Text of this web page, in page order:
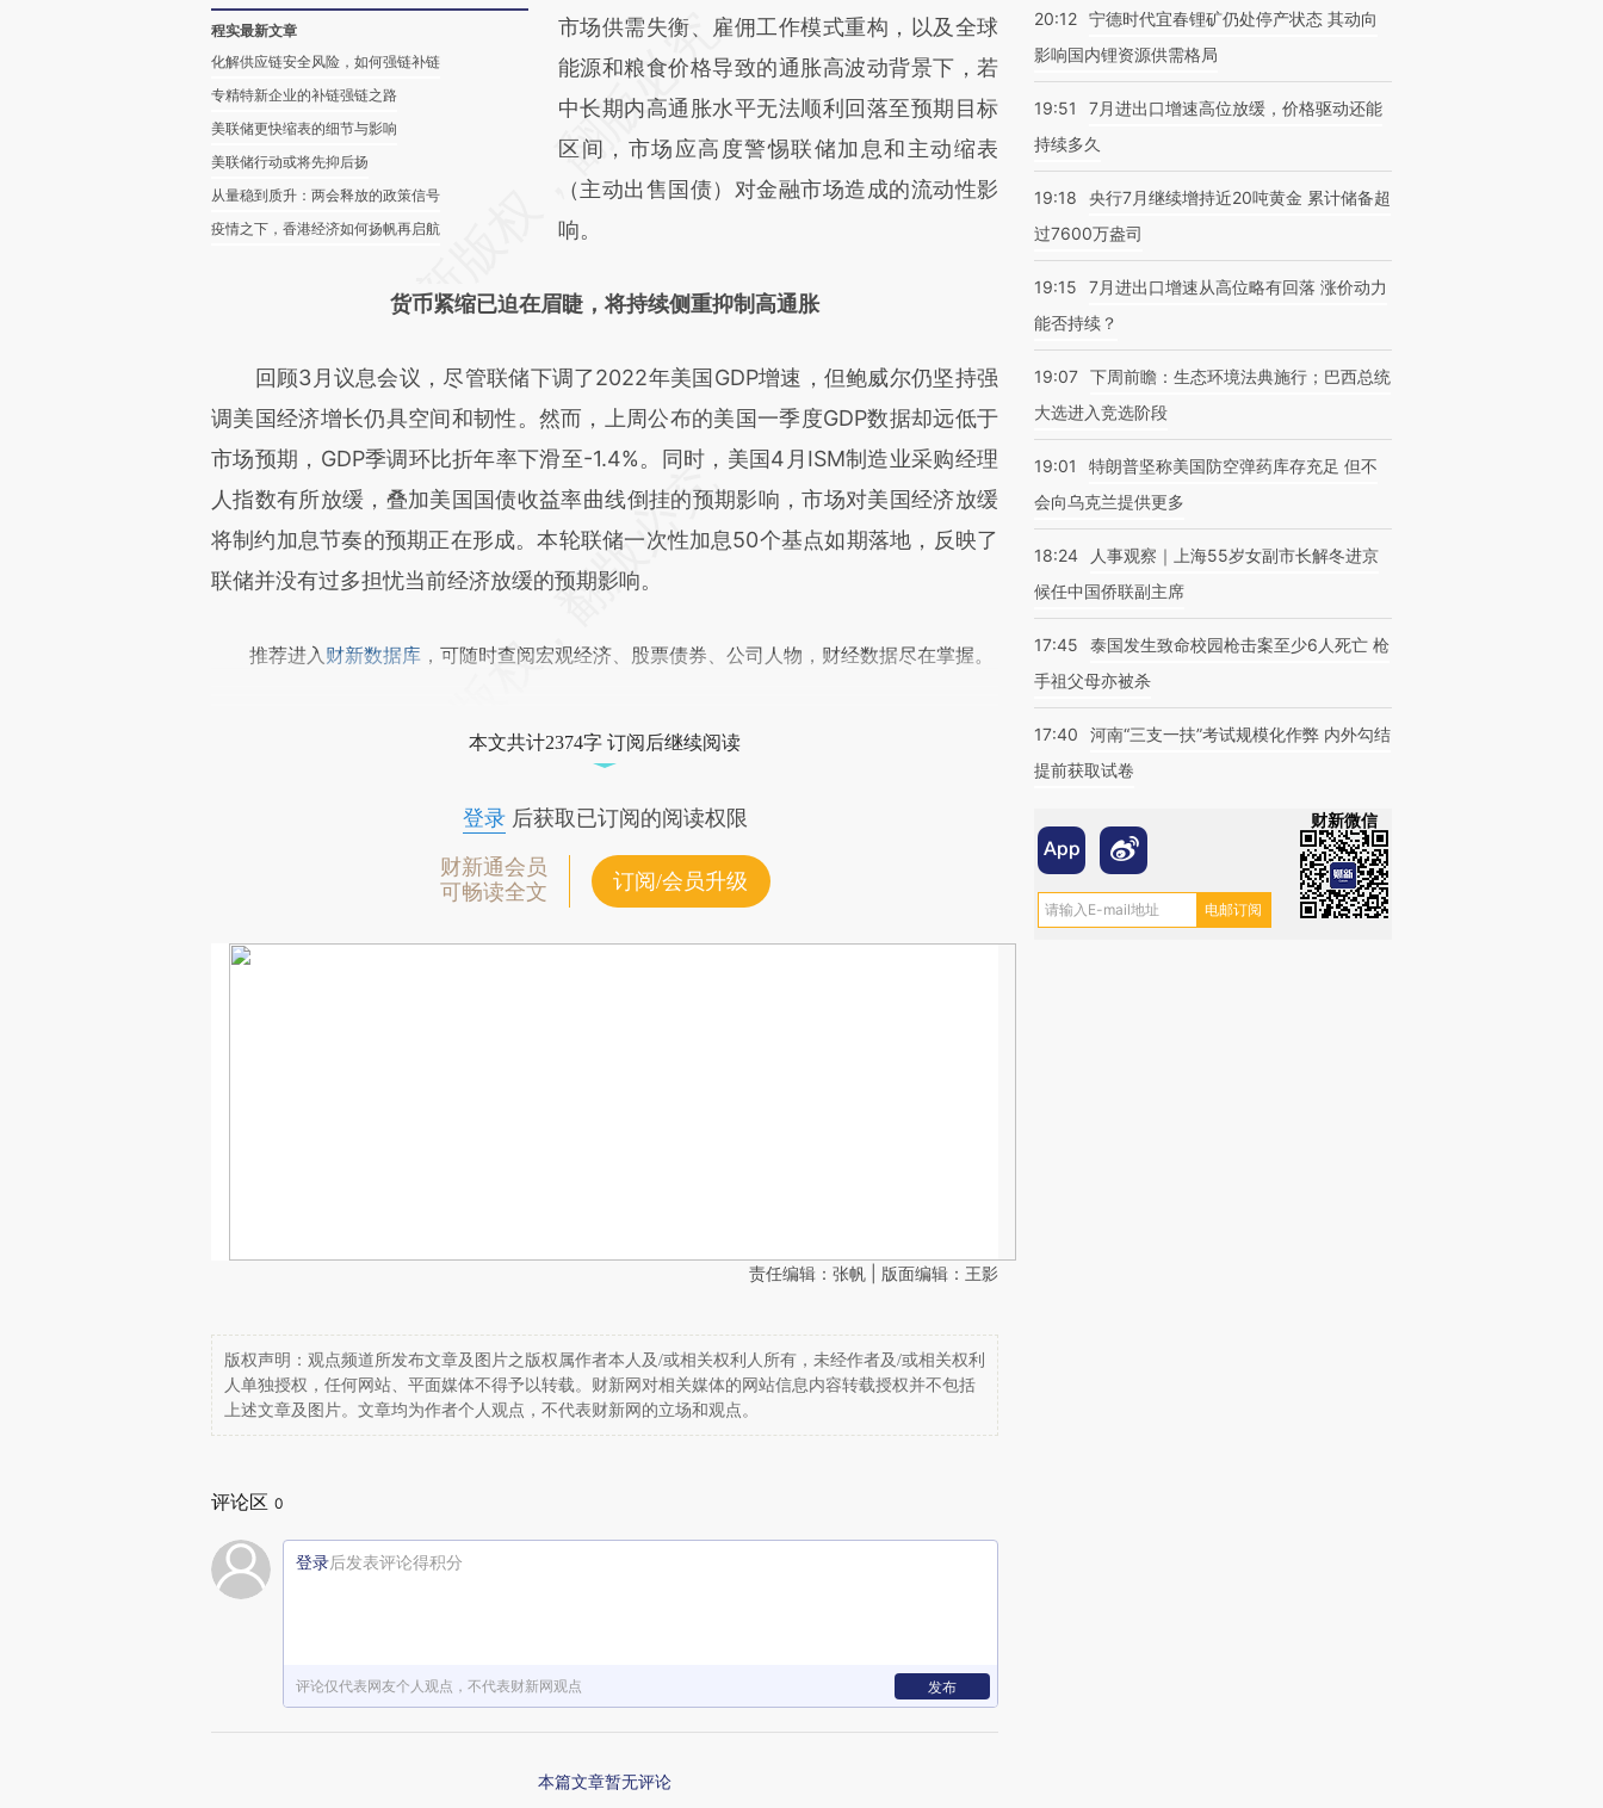
程实最新文章
化解供应链安全风险，如何强链补链
专精特新企业的补链强链之路
美联储更快缩表的细节与影响
美联储行动或将先抑后扬
从量稳到质升：两会释放的政策信号
疫情之下，香港经济如何扬帆再启航
市场供需失衡、雇佣工作模式重构，以及全球
能源和粮食价格导致的通胀高波动背景下，若
中长期内高通胀水平无法顺利回落至预期目标
区间，市场应高度警惕联储加息和主动缩表
（主动出售国债）对金融市场造成的流动性影
响。
货币紧缩已迫在眉睫，将持续侧重抑制高通胀
回顾3月议息会议，尽管联储下调了2022年美国GDP增速，但鲍威尔仍坚持强
调美国经济增长仍具空间和韧性。然而，上周公布的美国一季度GDP数据却远低于
市场预期，GDP季调环比折年率下滑至-1.4%。同时，美国4月ISM制造业采购经理
人指数有所放缓，叠加美国国债收益率曲线倒挂的预期影响，市场对美国经济放缓
将制约加息节奏的预期正在形成。本轮联储一次性加息50个基点如期落地，反映了
联储并没有过多担忧当前经济放缓的预期影响。
推荐进入 财新数据库 ，可随时查阅宏观经济、股票债券、公司人物，财经数据尽在掌握。
本文共计2374字 订阅后继续阅读
登录后获取已订阅的阅读权限
财新通会员
可畅读全文
订阅/会员升级
责任编辑：张帆 | 版面编辑：王影
版权声明：观点频道所发布文章及图片之版权属作者本人及/或相关权利人所有，未经作者及/或相关权利
人单独授权，任何网站、平面媒体不得予以转载。财新网对相关媒体的网站信息内容转载授权并不包括
上述文章及图片。文章均为作者个人观点，不代表财新网的立场和观点。
评论区 0
登录后发表评论得积分
评论仅代表网友个人观点，不代表财新网观点 发布
本篇文章暂无评论
20:12 宁德时代宜春锂矿仍处停产状态 其动向
影响国内锂资源供需格局
19:51
7月进出口增速高位放缓，价格驱动还能
持续多久
19:18
央行7月继续增持近20吨黄金 累计储备超
过7600万盎司
19:15
7月进出口增速从高位略有回落 涨价动力
能否持续？
19:07 下周前瞻：生态环境法典施行；巴西总统
大选进入竞选阶段
19:01
特朗普坚称美国防空弹药库存充足 但不
会向乌克兰提供更多
18:24
人事观察｜上海55岁女副市长解冬进京
候任中国侨联副主席
17:45
泰国发生致命校园枪击案至少6人死亡 枪
手祖父母亦被杀
17:40
河南“三支一扶”考试规模化作弊 内外勾结
提前获取试卷
财新微信